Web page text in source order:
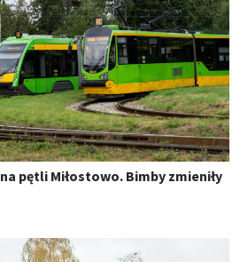
pętli Miłostowo. Bimby zmieniły